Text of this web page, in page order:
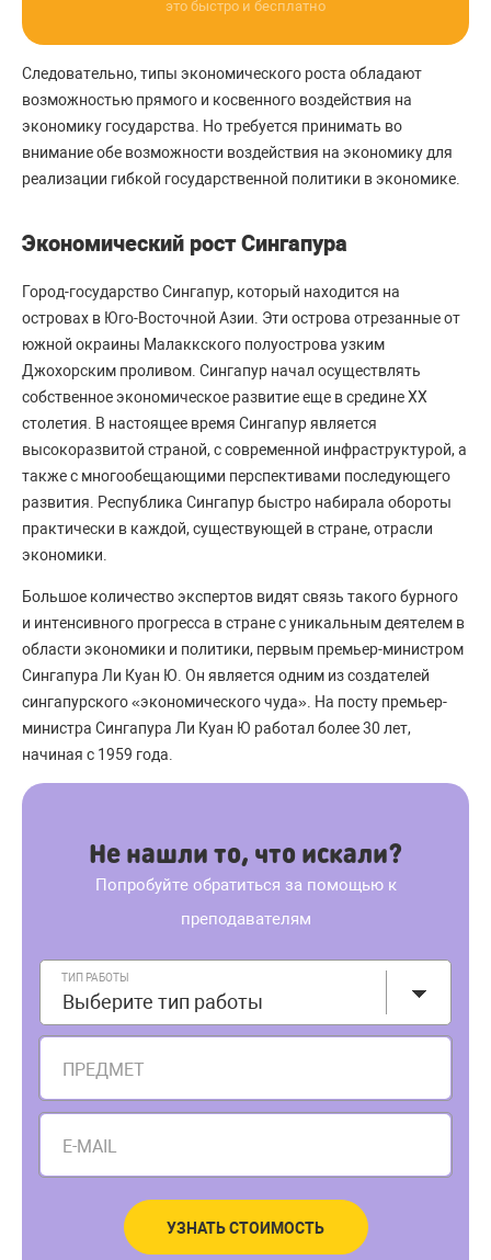
это быстро и бесплатно
Следовательно, типы экономического роста обладают
возможностью прямого и косвенного воздействия на
экономику государства. Но требуется принимать во
внимание обе возможности воздействия на экономику для
реализации гибкой государственной политики в экономике.
Экономический рост Сингапура
Город-государство Сингапур, который находится на
островах в Юго-Восточной Азии. Эти острова отрезанные от
южной окраины Малаккского полуострова узким
Джохорским проливом. Сингапур начал осуществлять
собственное экономическое развитие еще в средине XX
столетия. В настоящее время Сингапур является
высокоразвитой страной, с современной инфраструктурой, а
также с многообещающими перспективами последующего
развития. Республика Сингапур быстро набирала обороты
практически в каждой, существующей в стране, отрасли
экономики.
Большое количество экспертов видят связь такого бурного
и интенсивного прогресса в стране с уникальным деятелем в
области экономики и политики, первым премьер-министром
Сингапура Ли Куан Ю. Он является одним из создателей
сингапурского «экономического чуда». На посту премьер-
министра Сингапура Ли Куан Ю работал более 30 лет,
начиная с 1959 года.
Не нашли то, что искали?
Попробуйте обратиться за помощью к
преподавателям
ТИП РАБОТЫ
Выберите тип работы
ПРЕДМЕТ
E-MAIL
УЗНАТЬ СТОИМОСТЬ